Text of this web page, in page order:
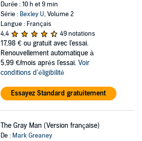
Durée : 10 h et 9 min
Série : Bexley U, Volume 2
Langue : Français
4,4
49 notations
17,98 € ou gratuit avec l'essai.
Renouvellement automatique à
5,99 €/mois après l'essai. Voir
conditions d'éligibilité
Essayez Standard gratuitement
The Gray Man (Version française)
De : Mark Greaney